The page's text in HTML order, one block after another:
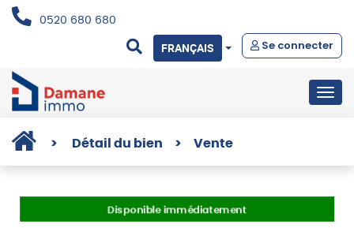
0520 680 680
Se connecter
FRANÇAIS
> Détail du bien > Vente
Disponible immédiatement